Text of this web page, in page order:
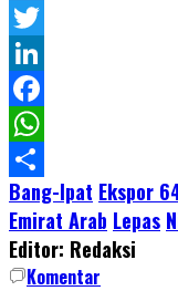
Pinterest
Twitter
LinkedIn
Facebook
WhatsApp
Share
Bang-Ipat Ekspor
Emirat Arab Lepas
Editor: Redaksi
Komentar